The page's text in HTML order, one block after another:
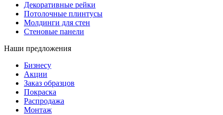
Декоративные рейки
Потолочные плинтусы
Молдинги для стен
Стеновые панели
Наши предложения
Бизнесу
Акции
Заказ образцов
Покраска
Распродажа
Монтаж